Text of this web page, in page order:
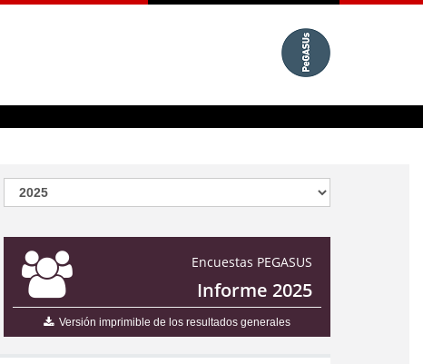
Encuestas PEGASUS
Informe 2025
Versión imprimible de los resultados generales